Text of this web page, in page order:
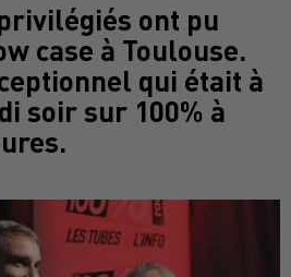
ont pu
case à Toulouse.
qui était à
soir sur 100% à